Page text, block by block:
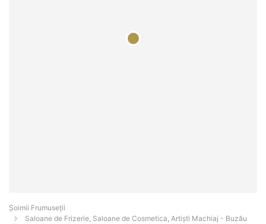
Șoimii Frumuseții
Saloane de Frizerie, Saloane de Cosmetica, Artiști Machiaj - Buzău